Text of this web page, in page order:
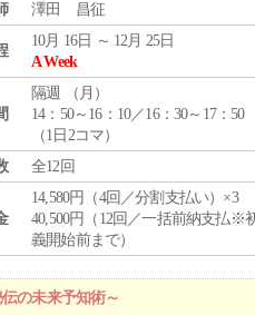
澤田 昌征
10月 16日 ～ 12月 25日
A Week
隔週 （ 月 ）
14：50～16：10／16：30～17：50
（1日2コマ）
全12回
14,580円（4回／分割支払い）×3
40,500円（12回／一括前納支払※
義開始前まで）
の未来予知術～